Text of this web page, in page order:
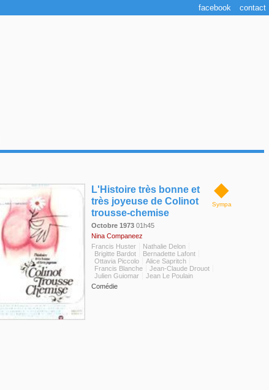
◆
Sympa
L'Histoire très bonne et
très joyeuse de Colinot
trousse-chemise
Octobre 197301h45
Nina Companeez
Francis Huster
Nathalie Delon
Brigitte Bardot
Bernadette Lafont
Ottavia Piccolo
Alice Sapritch
Francis Blanche
Jean-Claude Drouot
Julien Guiomar
Jean Le Poulain
Comédie
facebook contact